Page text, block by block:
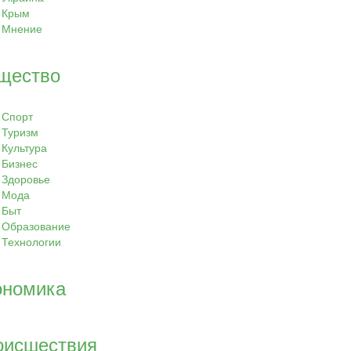
Крым
Мнение
Спорт
Туризм
Культура
Бизнес
Здоровье
Мода
Быт
Образование
Технологии